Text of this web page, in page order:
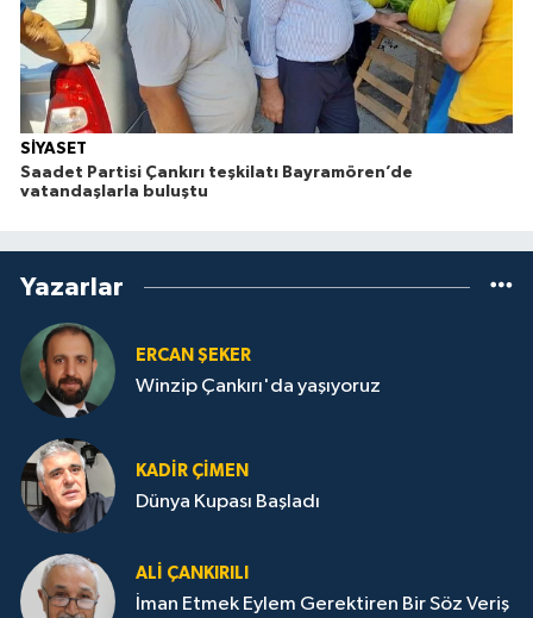
SİYASET
Saadet Partisi Çankırı teşkilatı Bayramören’de
vatandaşlarla buluştu
Yazarlar
ERCAN ŞEKER
Winzip Çankırı'da yaşıyoruz
KADIR ÇIMEN
Dünya Kupası Başladı
ALI ÇANKIRILI
İman Etmek Eylem Gerektiren Bir Söz Veriş